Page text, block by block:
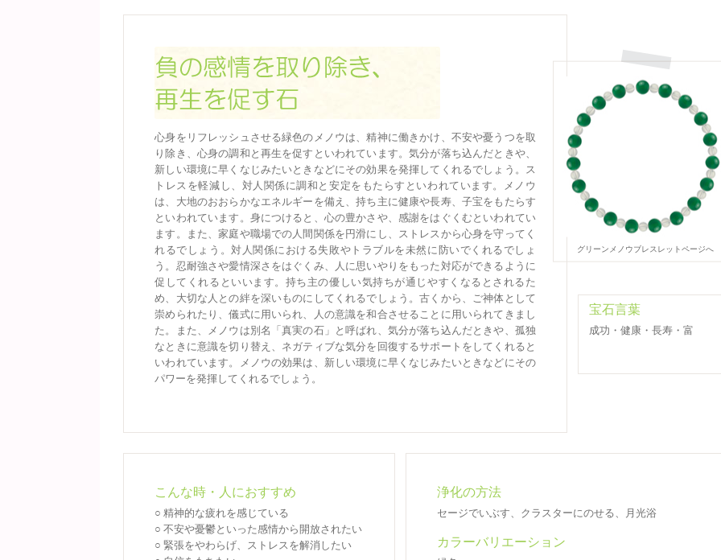
心身をリフレッシュさせる緑色のメノウは、精神に働きかけ、不安や憂うつを取
り除き、心身の調和と再生を促すといわれています。気分が落ち込んだときや、
新しい環境に早くなじみたいときなどにその効果を発揮してくれるでしょう。ス
トレスを軽減し、対人関係に調和と安定をもたらすといわれています。メノウ
は、大地のおおらかなエネルギーを備え、持ち主に健康や長寿、子宝をもたらす
といわれています。身につけると、心の豊かさや、感謝をはぐくむといわれてい
ます。また、家庭や職場での人間関係を円滑にし、ストレスから心身を守ってく
れるでしょう。対人関係における失敗やトラブルを未然に防いでくれるでしょ
う。忍耐強さや愛情深さをはぐくみ、人に思いやりをもった対応ができるように
促してくれるといいます。持ち主の優しい気持ちが通じやすくなるとされるた
め、大切な人との絆を深いものにしてくれるでしょう。古くから、ご神体として
崇められたり、儀式に用いられ、人の意識を和合させることに用いられてきまし
た。また、メノウは別名「真実の石」と呼ばれ、気分が落ち込んだときや、孤独
なときに意識を切り替え、ネガティブな気分を回復するサポートをしてくれると
いわれています。メノウの効果は、新しい環境に早くなじみたいときなどにその
パワーを発揮してくれるでしょう。
グリーンメノウブレスレットページへ
宝石言葉
成功・健康・長寿・富
こんな時・人におすすめ
○ 精神的な疲れを感じている
○ 不安や憂鬱といった感情から開放されたい
○ 緊張をやわらげ、ストレスを解消したい
浄化の方法
セージでいぶす、クラスターにのせる、月光浴
カラーバリエーション